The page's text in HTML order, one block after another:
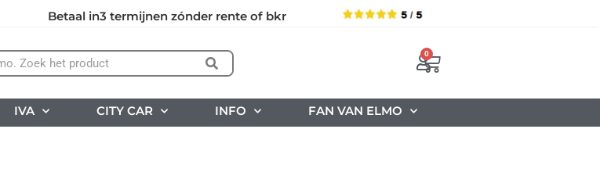
Betaal in3 termijnen zónder rente of bkr
0
IVA CITY CAR INFO FAN VAN ELMO